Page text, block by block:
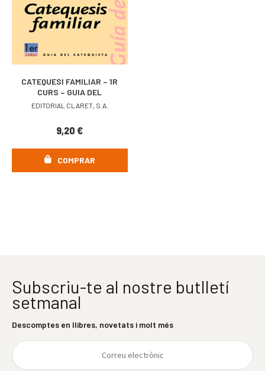
CATEQUESI FAMILIAR – 1R
CURS – GUIA DEL
CATEQUISTA
EDITORIAL CLARET, S.A.
9,20€
COMPRAR
Subscriu-te al nostre butlletí
setmanal
Descomptes en llibres, novetats i molt més